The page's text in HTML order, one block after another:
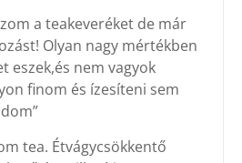
iszom a teakeveréket de már
Olyan nagy mértékben
eszek,és nem vagyok
finom és ízesíteni sem
tea. Étvágycsökkentő